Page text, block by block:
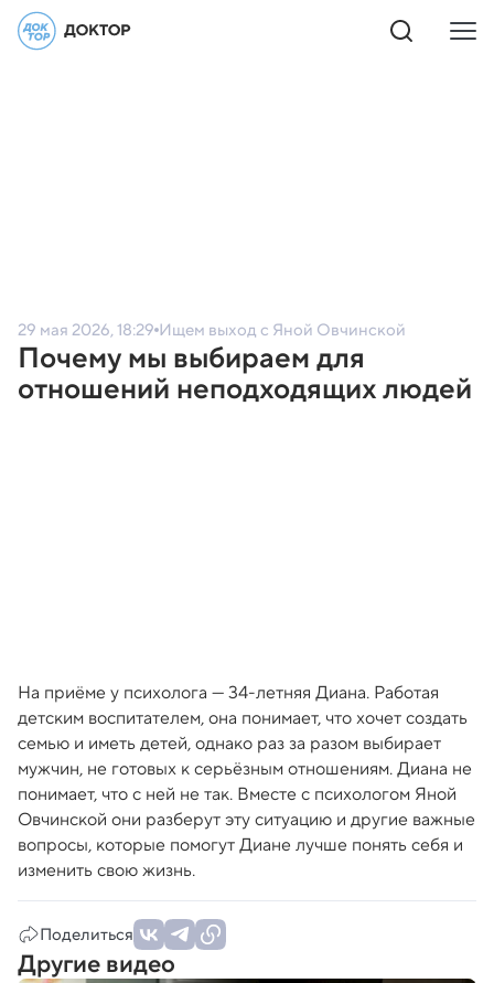
29 мая 2026, 18:29 Ищем выход с Яной Овчинской
Почему мы выбираем для
отношений неподходящих людей
На приёме у психолога — 34-летняя Диана. Работая
детским воспитателем, она понимает, что хочет создать
семью и иметь детей, однако раз за разом выбирает
мужчин, не готовых к серьёзным отношениям. Диана не
понимает, что с ней не так. Вместе с психологом Яной
Овчинской они разберут эту ситуацию и другие важные
вопросы, которые помогут Диане лучше понять себя и
изменить свою жизнь.
Поделиться
Другие видео